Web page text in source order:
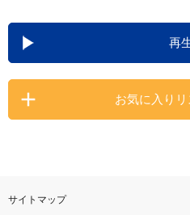
DAMの新曲・
カラオケ最新情
再
お気に入り
サイトマップ